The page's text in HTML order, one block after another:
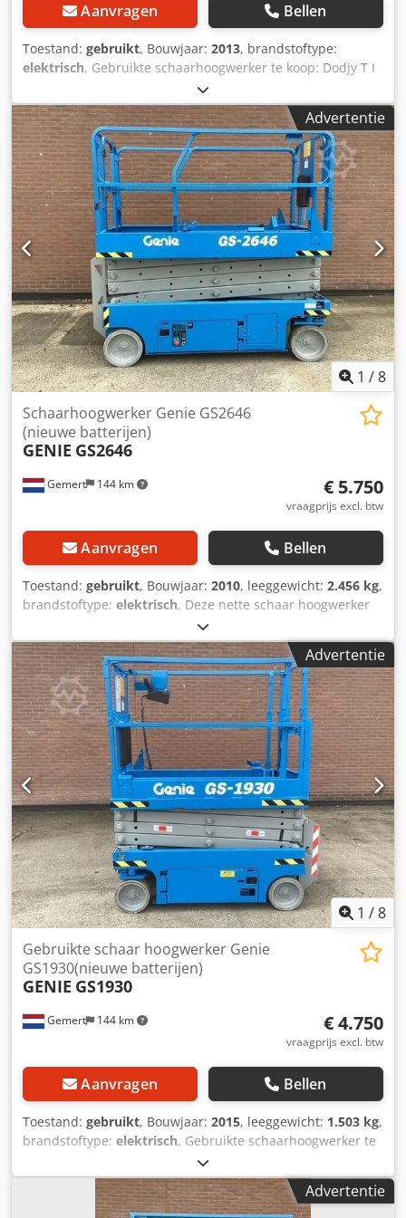
Aanvragen Bellen
Toestand: gebruikt, Bouwjaar: 2013, brandstoftype:
elektrisch, Gebruikte schaarhoogwerker te koop: Dodjy T I
Rqopfx Ab Dewa Bouwjaar: 2012-2013.Gewicht: 1503 kilo.
afmetingen: 1,65 x 0.82 meter. Platform uitschuifbaar: 90
cm. Aandrijving: elektrisch. Hefvermogen: 227kg. Incl.
nieuwe batterijen! Prijs per stuk: € 4.500,-. ex BTW
Advertentie
1 /8
Gemert 144 km
Schaarhoogwerker Genie GS2646
(nieuwe batterijen)
GENIE GS2646
€ 5.750
vraagprijs excl. btw
Aanvragen Bellen
Toestand: gebruikt, Bouwjaar: 2010, leeggewicht: 2.456 kg,
brandstoftype: elektrisch, Deze nette schaar hoogwerker
te koop: Gewicht: 2456 kg Hefvermogen: 454 kg Dwsdpsy
T I N Tofx Ab Dsa Afmetingen: 2,30 x 1,20 meter Platform
is 90 cm uitschuifbaar Elektrisch. Met nieuwe batterijen!
Prijs: € 5.750 ,- ex BTW Meerdere op voorraad!
Advertentie
1 /8
Gemert 144 km
Gebruikte schaar hoogwerker Genie
GS1930(nieuwe batterijen)
GENIE GS1930
€ 4.750
vraagprijs excl. btw
Aanvragen Bellen
Toestand: gebruikt, Bouwjaar: 2015, leeggewicht: 1.503 kg,
brandstoftype: elektrisch, Gebruikte schaarhoogwerker te
koop: Dwodpfx Abjyz Dzne Doa Bouwjaar: 2015-2016.
Gewicht: 1503 kilo. afmetingen: 1,65 x 0.82 meter. Platform
uitschuifbaar: 90 cm. Aandrijving: elektrisch. Hefvermogen:
Advertentie